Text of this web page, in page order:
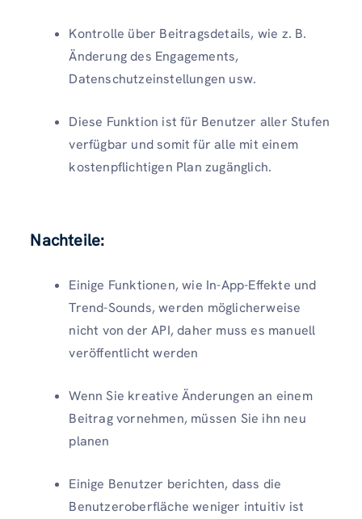
Kontrolle über Beitragsdetails, wie z. B.
Änderung des Engagements,
Datenschutzeinstellungen usw.
Diese Funktion ist für Benutzer aller Stufen
verfügbar und somit für alle mit einem
kostenpflichtigen Plan zugänglich.
Nachteile:
Einige Funktionen, wie In-App-Effekte und
Trend-Sounds, werden möglicherweise
nicht von der API, daher muss es manuell
veröffentlicht werden
Wenn Sie kreative Änderungen an einem
Beitrag vornehmen, müssen Sie ihn neu
planen
Einige Benutzer berichten, dass die
Benutzeroberfläche weniger intuitiv ist